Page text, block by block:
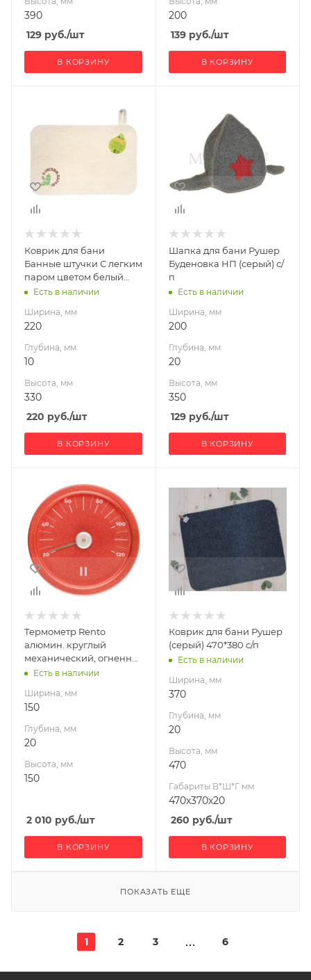
390
129 руб./шт
В КОРЗИНУ
200
139руб./шт
В КОРЗИНУ
Высота, мм
330
Коврик для бани
Банные штучки С легким
паром цветом белый
330*500 с/п
Есть в наличии
Ширина, мм
220
Глубина, мм
10
Высота, мм
330
220 руб./шт
В КОРЗИНУ
Глубина, мм
Высота, мм
350
Шапка для бани Рушер
Буденовка НП (серый) с/
п
Есть в наличии
Ширина, мм
200
Глубина, мм
20
Высота, мм
350
129руб./шт
В КОРЗИНУ
Ширина, мм
Глубина, мм
20
Высота, мм
150
Термометр Rento
алюмин. круглый
механический, огненно-
красный
Есть в наличии
Ширина, мм
150
Глубина, мм
20
Высота, мм
150
2 010 руб./шт
В КОРЗИНУ
Ширина, мм
Глубина, мм
20
Высота, мм
470
Габариты В*Ш*Г мм
Коврик для бани Рушер
(серый) 470*380 с/п
Есть в наличии
Ширина, мм
370
Глубина, мм
20
Высота, мм
470
Габариты В*Ш*Г мм
470x370x20
260 руб./шт
В КОРЗИНУ
ПОКАЗАТЬ ЕЩЕ
1 2 3 6